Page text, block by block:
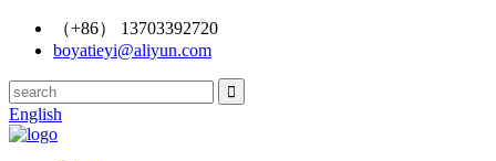
（+86） 13703392720
boyatieyi@aliyun.com
English